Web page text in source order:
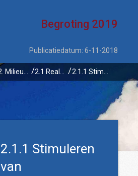
Begroting 2019
Publicatiedatum: 6-11-2018
2.1.1 Stimuleren
van